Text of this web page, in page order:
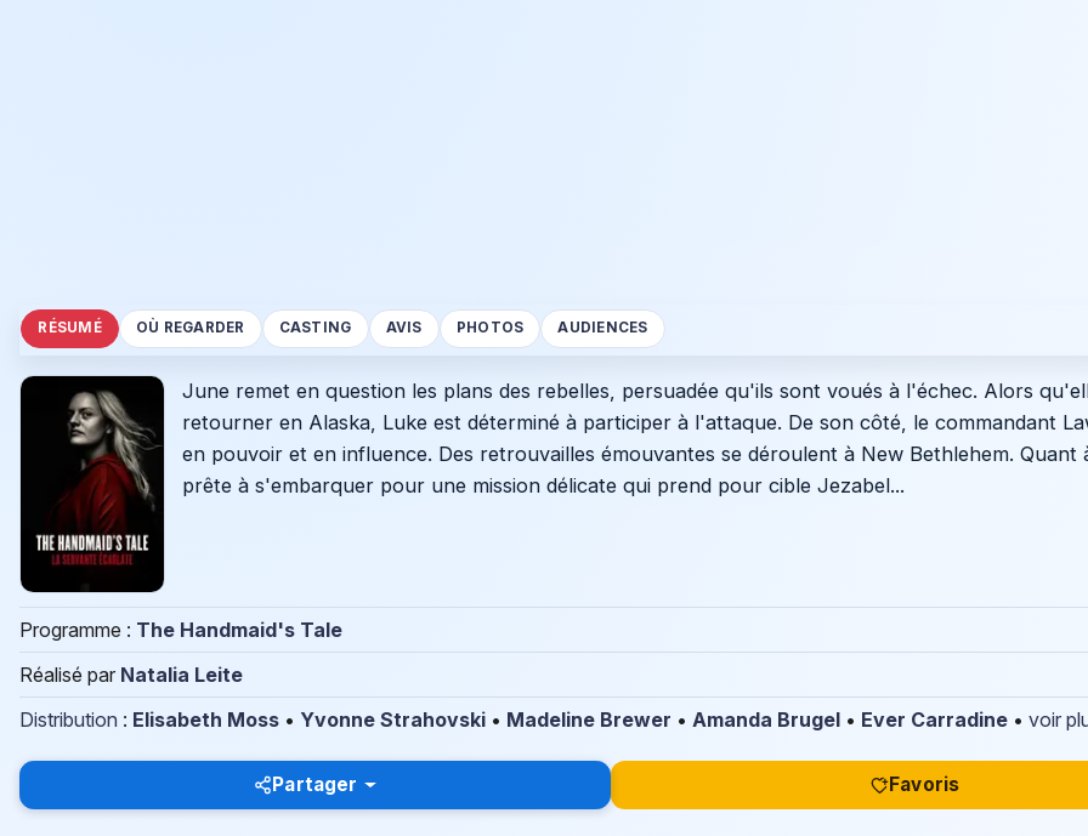
RÉSUMÉ OÙ REGARDER CASTING AVIS PHOTOS AUDIENCES
June remet en question les plans des rebelles, persuadée qu'ils sont voués à l'échec. Alors
retourner en Alaska, Luke est déterminé à participer à l'attaque. De son côté, le commandant
en pouvoir et en influence. Des retrouvailles émouvantes se déroulent à New Bethlehem. Quant
prête à s'embarquer pour une mission délicate qui prend pour cible Jezabel...
Programme : The Handmaid's Tale
Réalisé par Natalia Leite
Distribution : Elisabeth Moss • Yvonne Strahovski • Madeline Brewer • Amanda Brugel • Ever Carradine • voir
Partager Favoris